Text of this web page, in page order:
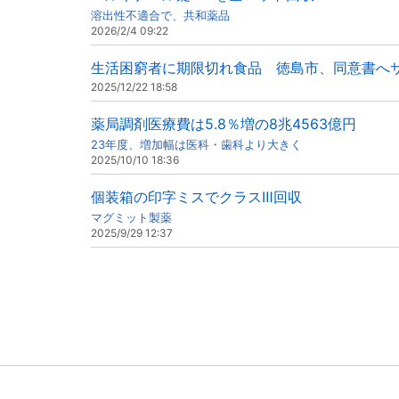
溶出性不適合で、共和薬品
2026/2/4 09:22
生活困窮者に期限切れ食品 徳島市、同意書へ
2025/12/22 18:58
薬局調剤医療費は5.8％増の8兆4563億円
23年度、増加幅は医科・歯科より大きく
2025/10/10 18:36
個装箱の印字ミスでクラスⅢ回収
マグミット製薬
2025/9/29 12:37